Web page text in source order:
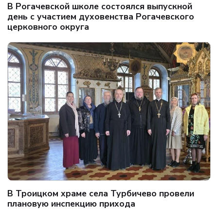
В Рогачевской школе состоялся выпускной
день с участием духовенства Рогачевского
церковного округа
В Троицком храме села Турбичево провели
плановую инспекцию прихода